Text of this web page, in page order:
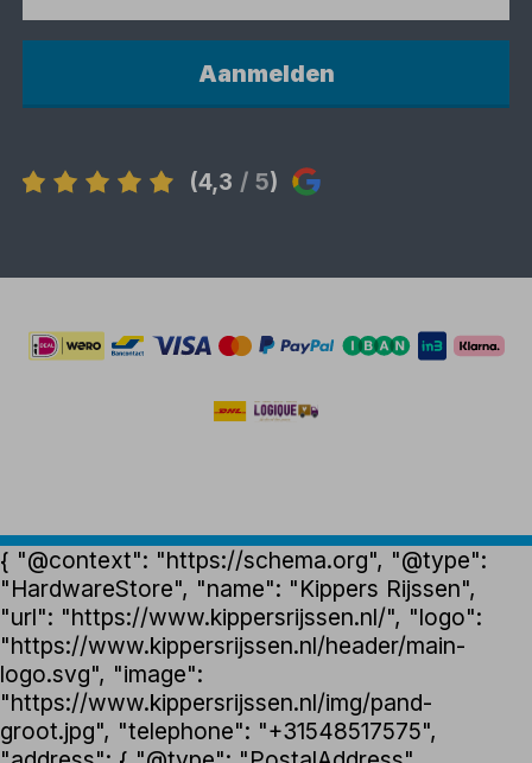
Aanmelden
(4,3 / 5)
{ "@context": "https://schema.org", "@type":
"HardwareStore", "name": "Kippers Rijssen",
"url": "https://www.kippersrijssen.nl/", "logo":
"https://www.kippersrijssen.nl/header/main-
logo.svg", "image":
"https://www.kippersrijssen.nl/img/pand-
groot.jpg", "telephone": "+31548517575",